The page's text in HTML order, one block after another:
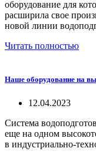
оборудование для
расширила свое
новой линии
Читать полностью
Наше оборудование на
12.04.2023
Система
еще на одном
в индустриально-